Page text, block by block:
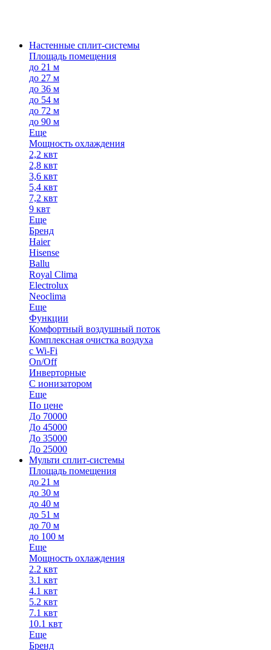
Настенные сплит-системы
Площадь помещения
до 21 м
до 27 м
до 36 м
до 54 м
до 72 м
до 90 м
Еще
Мощность охлаждения
2,2 квт
2,8 квт
3,6 квт
5,4 квт
7,2 квт
9 квт
Еще
Бренд
Haier
Hisense
Ballu
Royal Clima
Electrolux
Neoclima
Еще
Функции
Комфортный воздушный поток
Комплексная очистка воздуха
с Wi-Fi
On/Off
Инверторные
С ионизатором
Еще
По цене
До 70000
До 45000
До 35000
До 25000
Мульти сплит-системы
Площадь помещения
до 21 м
до 30 м
до 40 м
до 51 м
до 70 м
до 100 м
Еще
Мощность охлаждения
2.2 квт
3.1 квт
4.1 квт
5.2 квт
7.1 квт
10.1 квт
Еще
Бренд